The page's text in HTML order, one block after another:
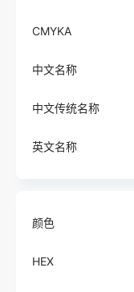
CMYKA
中文名称
中文传统名称
英文名称
颜色
HEX